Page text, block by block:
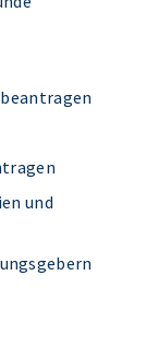
und